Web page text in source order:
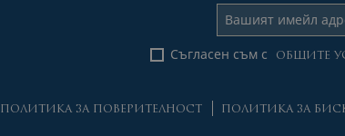
Съгласен съм с ОБЩИТЕ
ПОЛИТИКА ЗА ПОВЕРИТЕЛНОСТ ПОЛИТИКА ЗА